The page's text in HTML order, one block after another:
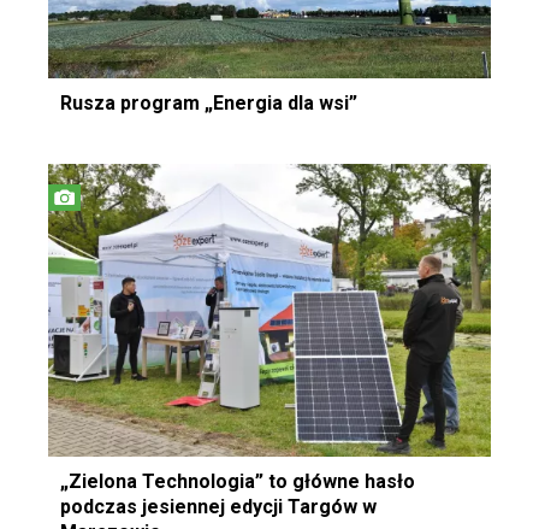
Rusza program „Energia dla wsi”
„Zielona Technologia” to główne hasło
podczas jesiennej edycji Targów w